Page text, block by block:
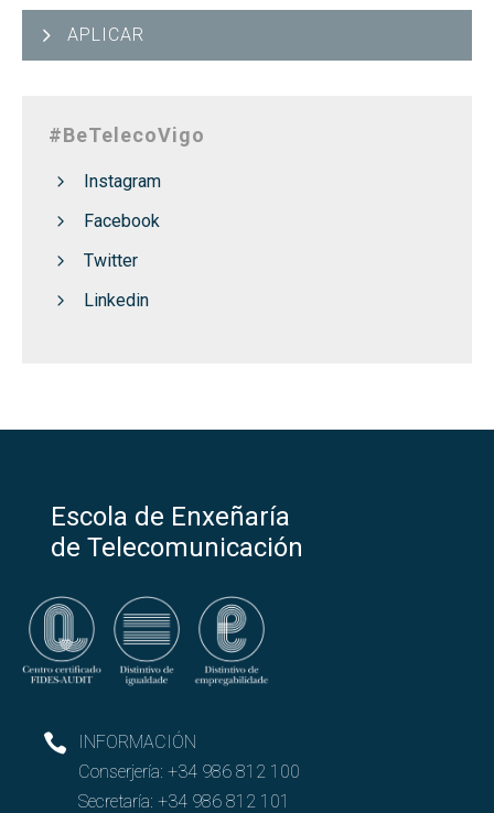
APLICAR
#BeTelecoVigo
Instagram
Facebook
Twitter
Linkedin
Escola de Enxeñaría
de Telecomunicación
INFORMACIÓN
Conserjería: +34 986 812 100
Secretaría: +34 986 812 101